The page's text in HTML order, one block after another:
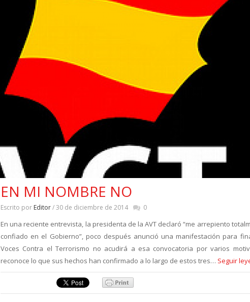
EN MI NOMBRE NO
Escrito por Editor/ 30 de diciembre de 2014 0
En una reciente entrevista, la presidenta de la AVT declaró “me arrepiento
confiado en el Gobierno”, poco después anunció una manifestación para
Voces Contra el Terrorismo no acudirá a esa convocatoria por varios
reconoce lo que sus hechos han confirmado a lo largo de estos tres… Seguir